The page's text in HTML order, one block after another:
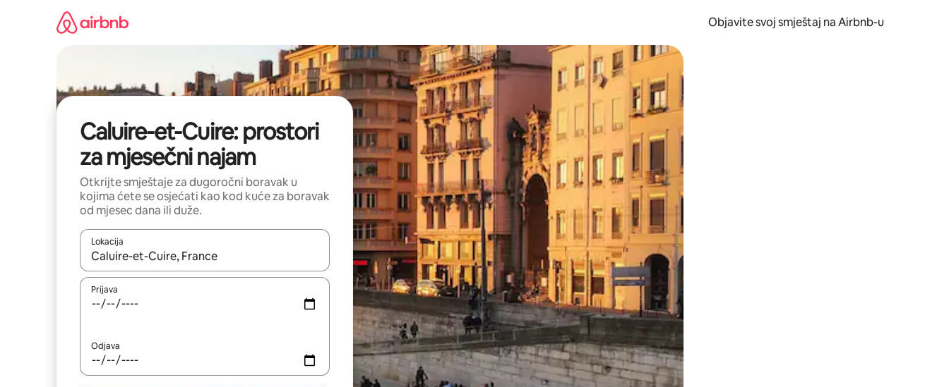
Objavite svoj smještaj na Airbnb-u
Caluire-et-Cuire: prostori
za mjesečni najam
Otkrijte smještaje za dugoročni boravak u
kojima ćete se osjećati kao kod kuće za boravak
od mjesec dana ili duže.
Lokacija
Kad su rezultati dostupni, možete da se krećete kroz njih pomoću strelica nagore i nadolje, kao i da ih istražujte dodirom ili prevlačenjem.
Prijava
Odjava